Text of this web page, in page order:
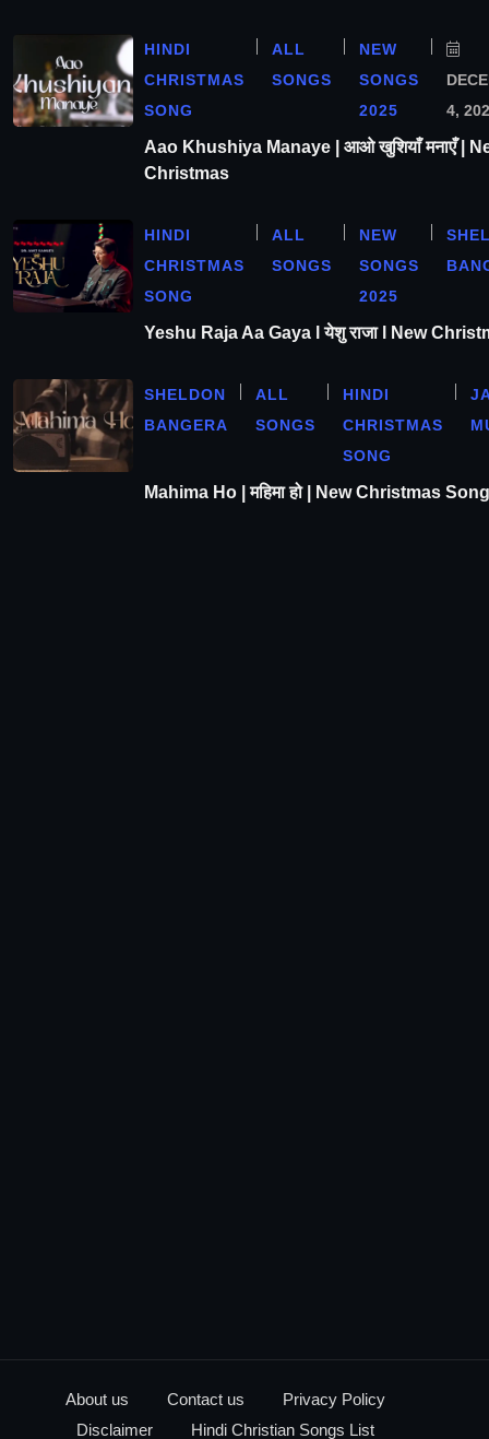
HINDI
CHRISTMAS
SONG
ALL
SONGS
NEW
SONGS
2025
4,
Aao Khushiya Manaye | आओ खुशियाँ मनाएँ |
Christmas
HINDI
CHRISTMAS
SONG
ALL
SONGS
NEW
SONGS
2025
Yeshu Raja Aa Gaya l येशु राजा l New
SHELDON
BANGERA
ALL
SONGS
HINDI
CHRISTMAS
SONG
Mahima Ho | महिमा हो | New Christmas Song
About us Contact us
Privacy Policy
Disclaimer
Hindi Christian Songs List